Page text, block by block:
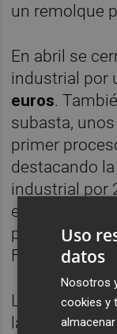
un remolque
En abril se
industrial por
euros.
subasta,
primer
destacando
industrial por
especializada
pintura epoxi,
Frost-trol por
La subasta
la
Uso
datos
Nosotros
cookies y